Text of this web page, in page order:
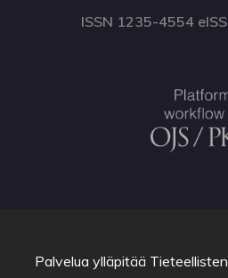
ISSN 1235-4554
Palvelua ylläpitää